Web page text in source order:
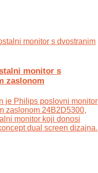
monitor s
zaslonom
je Philips poslovni monitor
zaslonom 24B2D5300,
monitor koji donosi
dual screen dizajna.